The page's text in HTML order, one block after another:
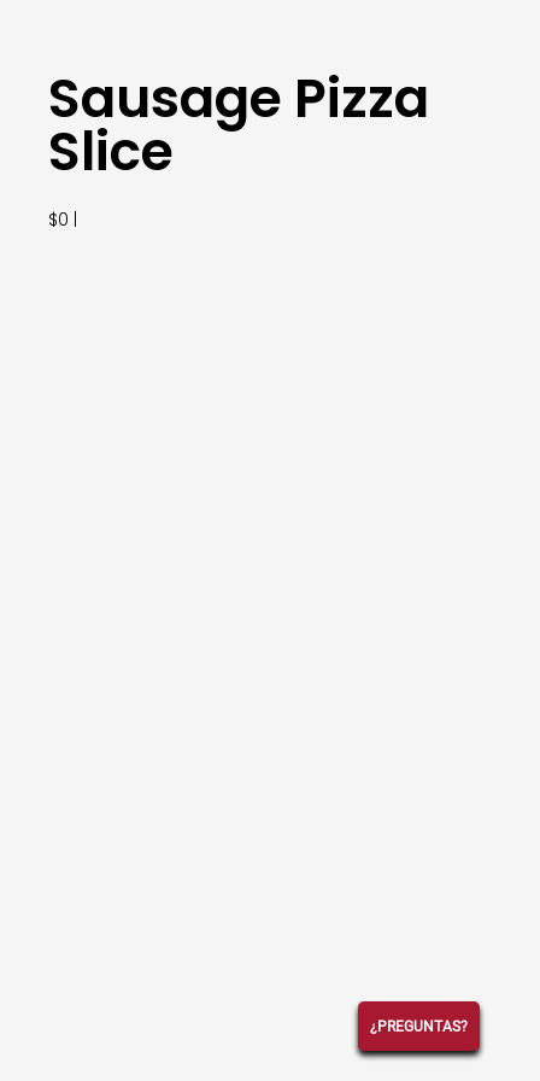
Sausage Pizza
Slice
$0 |
¿PREGUNTAS?